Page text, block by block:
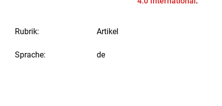
Rubrik: Artikel
Sprache: de